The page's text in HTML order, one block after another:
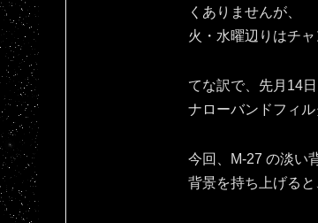
くありませんが、
火・水曜辺りはチ
てな訳で、先月14
ナローバンドフィル
今回、M-27 の淡い
背景を持ち上げる